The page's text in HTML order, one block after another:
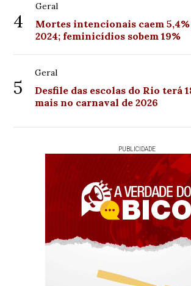
4
Geral
Mortes intencionais caem
2024; feminicídios sobem 19%
5
Geral
Desfile das escolas do Rio terá
mais no carnaval de 2026
PUBLICIDADE